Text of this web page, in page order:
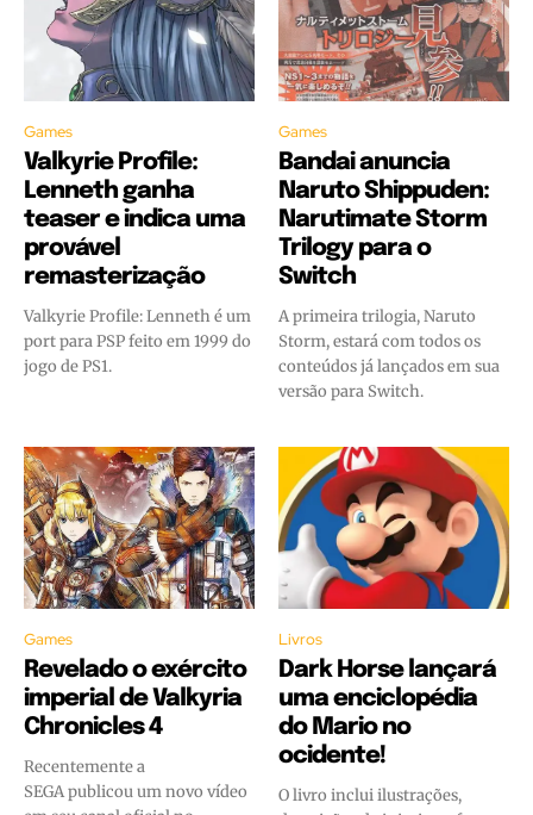
Games
Valkyrie Profile:
Lenneth ganha
teaser e indica uma
provável
remasterização
Valkyrie Profile: Lenneth é um
port para PSP feito em 1999 do
jogo de PS1.
Games
Bandai anuncia
Naruto Shippuden:
Narutimate Storm
Trilogy para o
Switch
A primeira trilogia, Naruto
Storm, estará com todos os
conteúdos já lançados em sua
versão para Switch.
Games
Revelado o exército
imperial de Valkyria
Chronicles 4
Recentemente a
SEGA publicou um novo vídeo
Livros
Dark Horse lançará
uma enciclopédia
do Mario no
ocidente!
O livro inclui ilustrações,